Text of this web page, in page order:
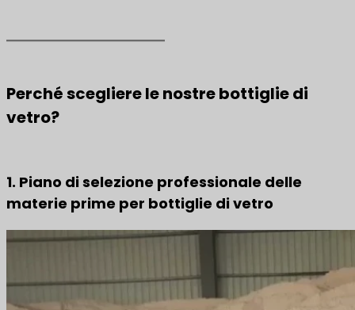
Perché scegliere le nostre bottiglie di
vetro?
1. Piano di selezione professionale delle
materie prime per bottiglie di vetro